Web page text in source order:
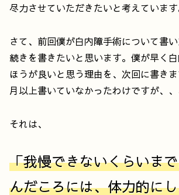
尽力させていただきたいと考えています
さて、前回僕が白内障手術について書
続きを書きたいと思います。僕が早く
ほうが良いと思う理由を、次回に書き
月以上書いていなかったわけですが、、
それは、
「我慢できないくらいま
んだころには、体力的に